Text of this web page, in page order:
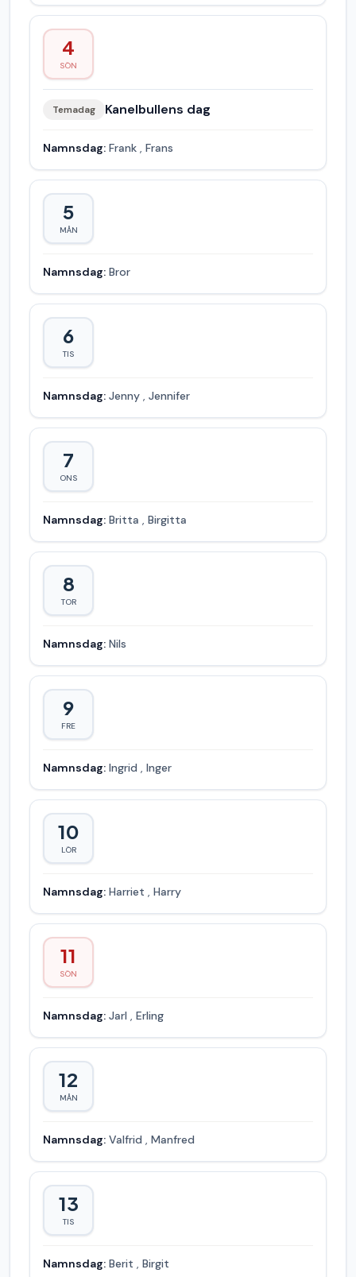
4
SÖN
Temadag Kanelbullens dag
Namnsdag: Frank , Frans
5
MÅN
Namnsdag: Bror
6
TIS
Namnsdag: Jenny , Jennifer
7
ONS
Namnsdag: Britta , Birgitta
8
TOR
Namnsdag: Nils
9
FRE
Namnsdag: Ingrid , Inger
10
LÖR
Namnsdag: Harriet , Harry
11
SÖN
Namnsdag: Jarl , Erling
12
MÅN
Namnsdag: Valfrid , Manfred
13
TIS
Namnsdag: Berit , Birgit